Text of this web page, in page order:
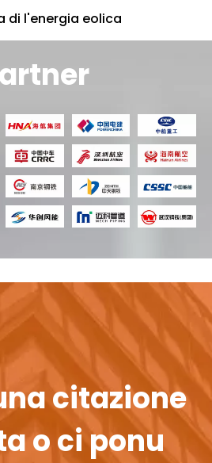
di l'energia eolica
citazione
o ci ponu